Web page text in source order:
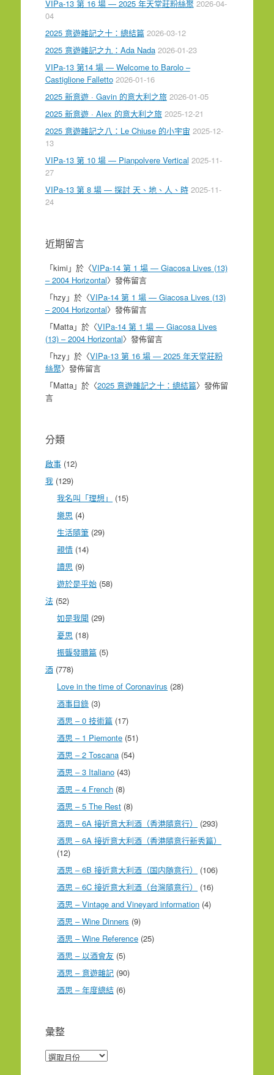
VIPa-13 第 16 場 — 2025 年天堂莊粉絲聚 2026-04-
04
2025 意遊雜記之十：總結篇 2026-03-12
2025 意遊雜記之九：Ada Nada 2026-01-23
VIPa-13 第14 場 — Welcome to Barolo –
Castiglione Falletto 2026-01-16
2025 新意遊 · Gavin 的意大利之旅 2026-01-05
2025 新意遊 · Alex 的意大利之旅 2025-12-21
2025 意遊雜記之八：Le Chiuse 的小宇宙 2025-12-
13
VIPa-13 第 10 場 — Pianpolvere Vertical 2025-11-
27
VIPa-13 第 8 場 — 探討 天、地、人、時 2025-11-
24
近期留言
「kimi 」於〈VIPa-14 第 1 場 — Giacosa Lives (13)
– 2004 Horizontal〉發佈留言
「hzy 」於〈VIPa-14 第 1 場 — Giacosa Lives (13)
– 2004 Horizontal〉發佈留言
「Matta」於〈VIPa-14 第 1 場 — Giacosa Lives
(13) – 2004 Horizontal〉發佈留言
「hzy 」於〈VIPa-13 第 16 場 — 2025 年天堂莊粉
絲聚〉發佈留言
「Matta」於〈2025 意遊雜記之十：總結篇〉發佈留
言
分類
啟事(12)
我(129)
我名叫「理想」
(15)
樂思 (4)
生活隨筆 (29)
親情 (14)
讀思 (9)
遊於是乎始 (58)
法(52)
如是我聞 (29)
憂思 (18)
振聾發聵篇 (5)
酒(778)
Love in the time of Coronavirus (28)
酒事目錄 (3)
酒思 – 0 技術篇 (17)
酒思 – 1 Piemonte (51)
酒思 – 2 Toscana (54)
酒思 – 3 Italiano (43)
酒思 – 4 French (8)
酒思 – 5 The Rest (8)
酒思 – 6A 接近意大利酒（香港隨意行）
(293)
酒思 – 6A 接近意大利酒（香港隨意行新秀篇）
(12)
酒思 – 6B 接近意大利酒（国内随意行）
(106)
酒思 – 6C 接近意大利酒（台灣隨意行）
(16)
酒思 – Vintage and Vineyard information (4)
酒思 – Wine Dinners (9)
酒思 – Wine Reference (25)
酒思 – 以酒會友 (5)
酒思 – 意遊雜記 (90)
酒思 – 年度總結 (6)
彙整
彙